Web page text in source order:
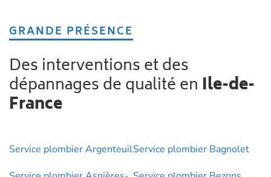
GRANDE PRÉSENCE
Des interventions et des
dépannages de qualité en Ile-de-
France
Service plombier ArgenteuilService plombier Bagnolet